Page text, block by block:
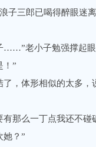
三郎已喝得醉眼迷离
老小子勉强撑起眼
”
体形相似的太多，
那么一丁点我还不碰
？”